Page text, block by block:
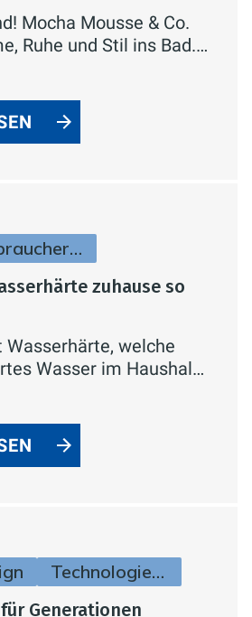
Mocha Mousse & Co.
Ruhe und Stil ins Bad.
Atmosphäre sorgen.
Verbraucherinfos
zuhause so
Wasserhärte, welche
Wasser im Haushalt
Leitungen und
für Hausbesitzer
Technologie & Zukunft
Generationen